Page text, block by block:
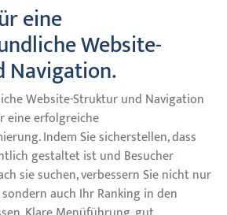
eine
Website-
Website-Struktur und Navigation
eine erfolgreiche
Indem Sie sicherstellen, dass
gestaltet ist und Besucher
sie suchen, verbessern Sie nicht nur
auch Ihr Ranking in den